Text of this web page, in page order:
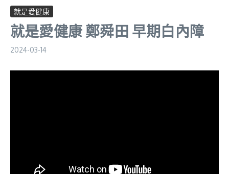
就是愛健康
就是愛健康 鄭舜田 早期白內障
2024-03-14